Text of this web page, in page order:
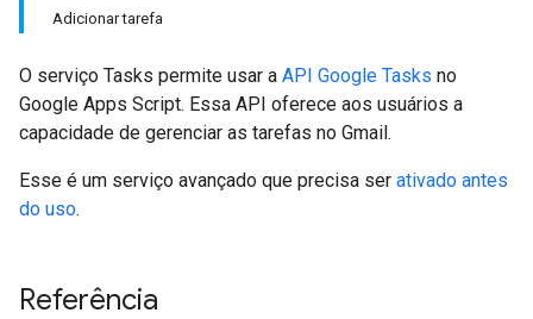
Adicionar tarefa
O serviço Tasks permite usar a API Google Tasks no
Google Apps Script. Essa API oferece aos usuários a
capacidade de gerenciar as tarefas no Gmail.
Esse é um serviço avançado que precisa ser ativado antes
do uso.
Referência